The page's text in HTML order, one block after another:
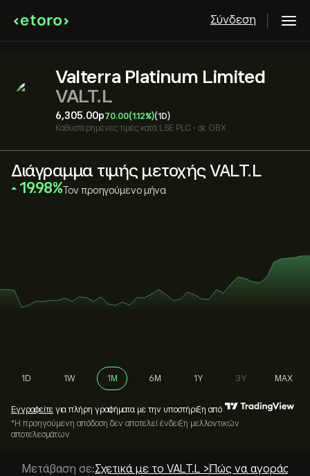
Σύνδεση
Valterra Platinum Limited
VALT.L
6,305.00‎p‎70.00(1.12%)(1D)
Καθυστερημένες τιμές κατά LSE PLC • σε GBX
Διάγραμμα τιμής μετοχής VALT.L
‎19.98‎ Τον προηγούμενο μήνα
1D 1W 1M 6M 1Y 3Y MAX
Εγγραφείτε για πλήρη γραφήματα με την υποστήριξη από
*Η προηγούμενη απόδοση δεν αποτελεί ένδειξη μελλοντικών
αποτελεσμάτων
Μετάβαση σε:Σχετικά με το VALT.L > Πώς να